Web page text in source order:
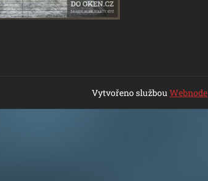
Vytvořeno službouWebnode